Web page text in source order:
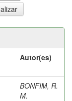
Autor(es)
BONFIM, R.
M.